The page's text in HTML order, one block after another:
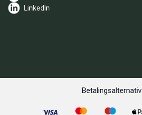
LinkedIn
Betalingsalternativ